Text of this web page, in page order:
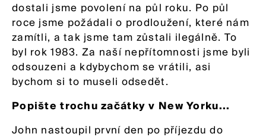
dostali jsme povolení na půl roku. Po půl
roce jsme požádali o prodloužení, které nám
zamítli, a tak jsme tam zůstali ilegálně. To
byl rok 1983. Za naší nepřítomnosti jsme byli
odsouzeni a kdybychom se vrátili, asi
bychom si to museli odsedět.
Popište trochu začátky v New Yorku...
John nastoupil první den po příjezdu do